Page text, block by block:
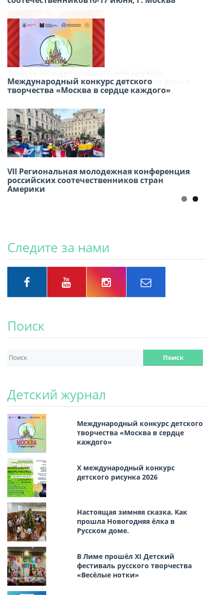
приглашаем вас провести субботний день в
Русском доме в Лиме!
22 июня — День памяти и скорби «Свеча
памяти»
Международный конкурс детского
творчества «Москва в сердце каждого»
VII Региональная молодежная конференция
российских соотечественников стран
Америки
Следите за нами
Поиск
Детский журнал
Международный конкурс детского
творчества «Москва в сердце
каждого»
Х международный конкурс
детского рисунка 2026
Настоящая зимняя сказка. Как
прошла Новогодняя ёлка в
Русском доме.
В Лиме прошёл XI Детский
фестиваль русского творчества
«Весёлые нотки»